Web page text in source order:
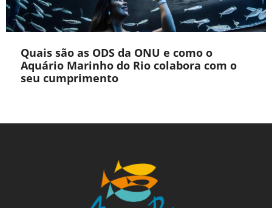
Quais são as ODS da ONU e como o
Aquário Marinho do Rio colabora com o
seu cumprimento